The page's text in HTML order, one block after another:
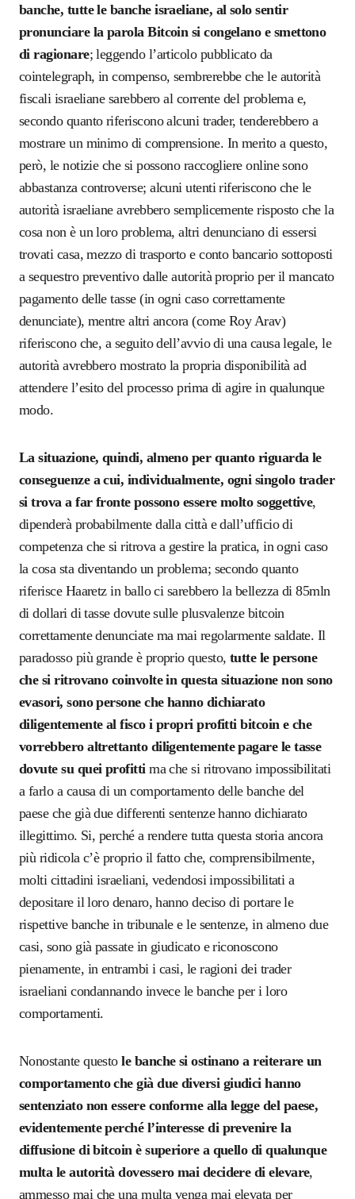
banche, tutte le banche israeliane, al solo sentir
pronunciare la parola Bitcoin si congelano e smettono
di ragionare; leggendo l’articolo pubblicato da
cointelegraph, in compenso, sembrerebbe che le autorità
fiscali israeliane sarebbero al corrente del problema e,
secondo quanto riferiscono alcuni trader, tenderebbero a
mostrare un minimo di comprensione. In merito a questo,
però, le notizie che si possono raccogliere online sono
abbastanza controverse; alcuni utenti riferiscono che le
autorità israeliane avrebbero semplicemente risposto che la
cosa non è un loro problema, altri denunciano di essersi
trovati casa, mezzo di trasporto e conto bancario sottoposti
a sequestro preventivo dalle autorità proprio per il mancato
pagamento delle tasse (in ogni caso correttamente
denunciate), mentre altri ancora (come Roy Arav)
riferiscono che, a seguito dell’avvio di una causa legale, le
autorità avrebbero mostrato la propria disponibilità ad
attendere l’esito del processo prima di agire in qualunque
modo.
La situazione, quindi, almeno per quanto riguarda le
conseguenze a cui, individualmente, ogni singolo trader
si trova a far fronte possono essere molto soggettive,
dipenderà probabilmente dalla città e dall’ufficio di
competenza che si ritrova a gestire la pratica, in ogni caso
la cosa sta diventando un problema; secondo quanto
riferisce Haaretz in ballo ci sarebbero la bellezza di 85mln
di dollari di tasse dovute sulle plusvalenze bitcoin
correttamente denunciate ma mai regolarmente saldate. Il
paradosso più grande è proprio questo, tutte le persone
che si ritrovano coinvolte in questa situazione non sono
evasori, sono persone che hanno dichiarato
diligentemente al fisco i propri profitti bitcoin e che
vorrebbero altrettanto diligentemente pagare le tasse
dovute su quei profittima che si ritrovano impossibilitati
a farlo a causa di un comportamento delle banche del
paese che già due differenti sentenze hanno dichiarato
illegittimo. Si, perché a rendere tutta questa storia ancora
più ridicola c’è proprio il fatto che, comprensibilmente,
molti cittadini israeliani, vedendosi impossibilitati a
depositare il loro denaro, hanno deciso di portare le
rispettive banche in tribunale e le sentenze, in almeno due
casi, sono già passate in giudicato e riconoscono
pienamente, in entrambi i casi, le ragioni dei trader
israeliani condannando invece le banche per i loro
comportamenti.
Nonostante questole banche si ostinano a reiterare un
comportamento che già due diversi giudici hanno
sentenziato non essere conforme alla legge del paese,
evidentemente perché l’interesse di prevenire la
diffusione di bitcoin è superiore a quello di qualunque
multa le autorità dovessero mai decidere di elevare,
ammesso mai che una multa venga mai elevata per